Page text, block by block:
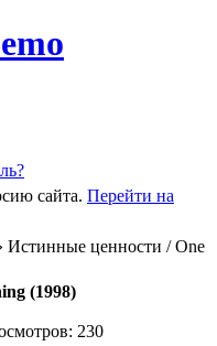
сайта. Перейти на
Истинные ценности / One
(1998)
230